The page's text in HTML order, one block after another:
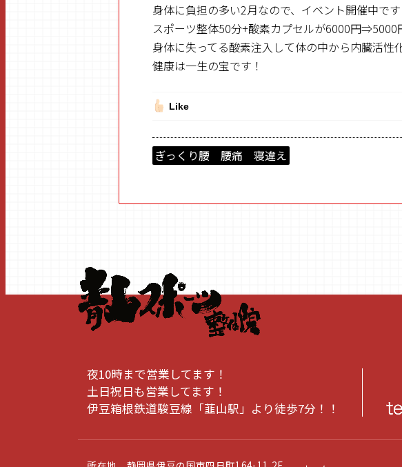
身体に負担の多い2月なので、イベント開催中です
スポーツ整体50分+酸素カプセルが6000円⇒5000
身体に失ってる酸素注入して体の中から内臓活性
健康は一生の宝です！
Like
ぎっくり腰 腰痛 寝違え
夜10時まで営業してます！
土日祝日も営業してます！
伊豆箱根鉄道駿豆線「韮山駅」より徒歩7分！！